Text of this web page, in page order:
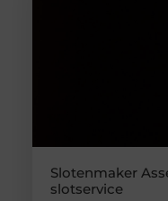
Slotenmaker
slotservice